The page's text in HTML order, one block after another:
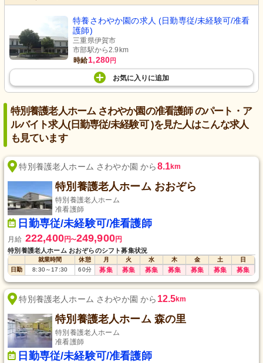
特養さわやか園の求人 (日勤専従/未経験可/准看
護師)
三重県伊賀市
市部駅から2.9km
時給1,280円
お気に入り に追加
特別養護老人ホーム さわやか園の准看護師 のパート・ア
ルバイト求人(日勤専従/未経験可 )を見た人はこんな求人
も見ています
特別養護老人ホーム さわやか園 から8.1km
特別養護老人ホーム おおぞら
特別養護老人ホーム
准看護師
日勤専従/未経験可/准看護師
月給 222,400円〜249,900円
特別養護老人ホーム おおぞらのシフト募集状況
就業時間 休憩 月 火 水 木 金 土
日
日勤
8:30～17:30 60分 募集 募集 募集 募集 募集 募集 募集
特別養護老人ホーム さわやか園 から 12.5km
特別養護老人ホーム 森の里
特別養護老人ホーム
准看護師
日勤専従/未経験可/准看護師